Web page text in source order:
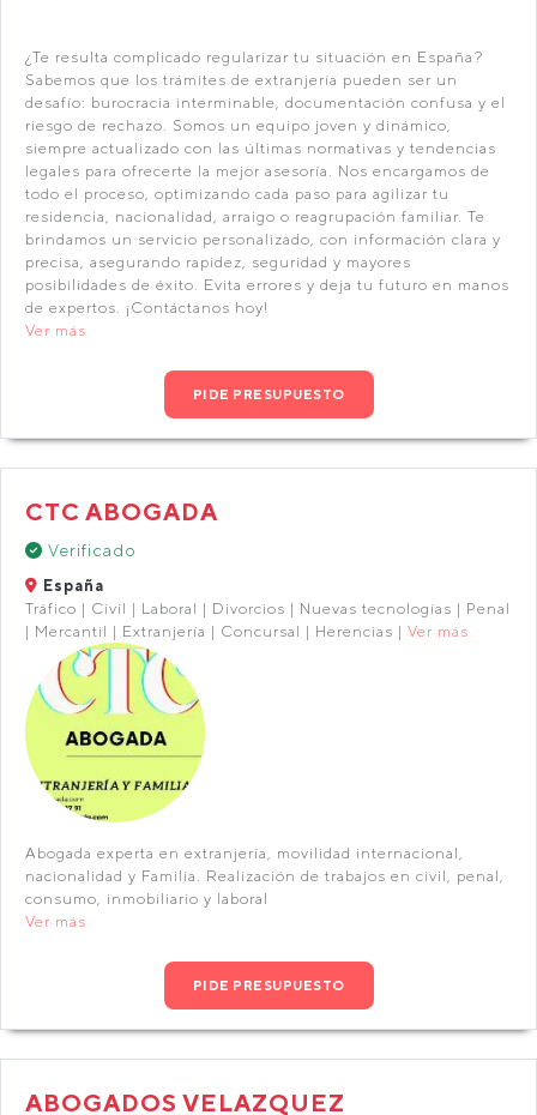
¿Te resulta complicado regularizar tu situación en España?
Sabemos que los trámites de extranjería pueden ser un
desafío: burocracia interminable, documentación confusa y el
riesgo de rechazo. Somos un equipo joven y dinámico,
siempre actualizado con las últimas normativas y tendencias
legales para ofrecerte la mejor asesoría. Nos encargamos de
todo el proceso, optimizando cada paso para agilizar tu
residencia, nacionalidad, arraigo o reagrupación familiar. Te
brindamos un servicio personalizado, con información clara y
precisa, asegurando rapidez, seguridad y mayores
posibilidades de éxito. Evita errores y deja tu futuro en manos
de expertos. ¡Contáctanos hoy!
Ver más
PIDE PRESUPUESTO
CTC ABOGADA
Verificado
España
Tráfico | Civil | Laboral | Divorcios | Nuevas tecnologías | Penal
| Mercantil | Extranjería | Concursal | Herencias | Ver más
Abogada experta en extranjería, movilidad internacional,
nacionalidad y Familia. Realización de trabajos en civil, penal,
consumo, inmobiliario y laboral
Ver más
PIDE PRESUPUESTO
ABOGADOS VELAZQUEZ